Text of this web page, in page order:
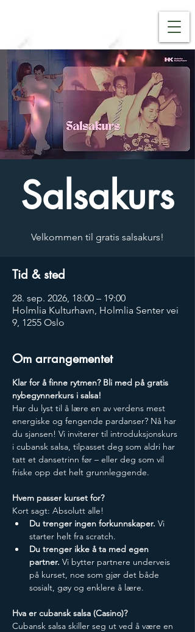
Salsakurs
Velkommen til gratis salsakurs!
Tid & sted
28. sep. 2026, 18:00 – 19:00
Holmlia Kulturhavn, Holmlia Senter vei
9, 1255 Oslo
Om arrangementet
Klar for å finne rytmen? Bli med på gratis
nybegynnerkurs i salsa!
​Har du lyst til å lære en av verdens mest
energiske og fengende pardanser? Nå har
du sjansen! Vi inviterer til introduksjonskurs
i cubansk salsa, tilpasset deg som aldri har
tatt et dansetrinn før – eller deg som vil
friske opp det helt grunnleggende.
​Hvem passer kurset for?
​Kort sagt: Absolutt alle!
Du trenger ingen forkunnskaper. Vi
starter helt fra scratch.
Du trenger ikke å ta med egen
partner. Vi bytter partnere underveis
på kurset, noe som gjør det både
sosialt, gøy og enklere å lære.
​Hva er cubansk salsa (Casino)?
​Cubansk salsa skiller seg ut ved å være en